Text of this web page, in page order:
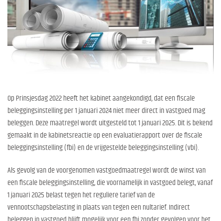
Op Prinsjesdag 2022 heeft het kabinet aangekondigd, dat een fiscale
beleggingsinstelling per 1 januari 2024 niet meer direct in vastgoed mag
beleggen. Deze maatregel wordt uitgesteld tot 1 januari 2025. Dit is bekend
gemaakt in de kabinetsreactie op een evaluatierapport over de fiscale
beleggingsinstelling (fbi) en de vrijgestelde beleggingsinstelling (vbi).
Als gevolg van de voorgenomen vastgoedmaatregel wordt de winst van
een fiscale beleggingsinstelling, die voornamelijk in vastgoed belegt, vanaf
1 januari 2025 belast tegen het reguliere tarief van de
vennootschapsbelasting in plaats van tegen een nultarief. Indirect